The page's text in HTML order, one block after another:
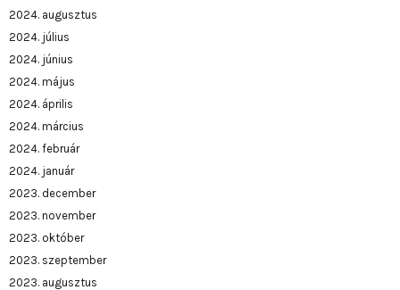
2024. augusztus
2024. július
2024. június
2024. május
2024. április
2024. március
2024. február
2024. január
2023. december
2023. november
2023. október
2023. szeptember
2023. augusztus